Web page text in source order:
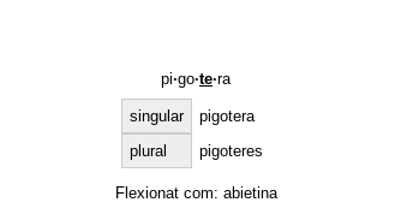
pi·go·te·ra
singular
pigotera
plural
pigoteres
Flexionat com: abietina